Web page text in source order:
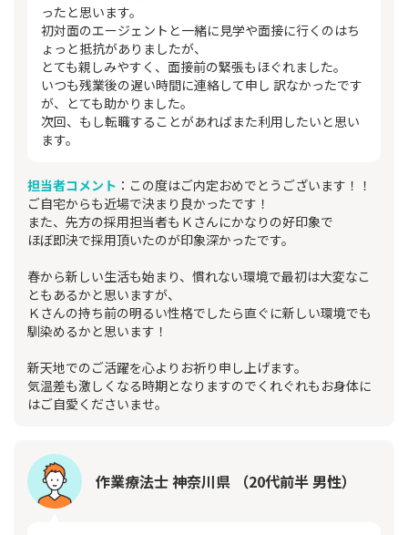
ったと思います。
初対面のエージェントと一緒に見学や面接に行くのはち
ょっと抵抗がありましたが、
とても親しみやすく、面接前の緊張もほぐれました。
いつも残業後の遅い時間に連絡して申し 訳なかったです
が、とても助かりました。
次回、もし転職することがあればまた利用したいと思い
ます。
担当者コメント ：この度はご内定おめでとうございます！！
ご自宅からも近場で決まり良かったです！
また、先方の採用担当者もＫさんにかなりの好印象で
ほぼ即決で採用頂いたのが印象深かったです。
春から新しい生活も始まり、慣れない環境で最初は大変なこ
ともあるかと思いますが、
Ｋさんの持ち前の明るい性格でしたら直ぐに新しい環境でも
馴染めるかと思います！
新天地でのご活躍を心よりお祈り申し上げます。
気温差も激しくなる時期となりますのでくれぐれもお身体に
はご自愛くださいませ。
作業療法士 神奈川県 （20代前半 男性）